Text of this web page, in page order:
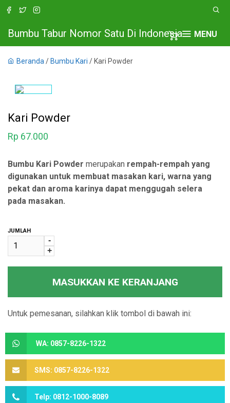
MENU
Bumbu Tabur Nomor Satu Di Indonesia
Beranda / Bumbu Kari / Kari Powder
Kari Powder
Rp 67.000
Bumbu Kari Powder merupakan rempah-rempah yang
digunakan untuk membuat masakan kari, warna yang
pekat dan aroma karinya dapat menggugah selera
pada masakan.
JUMLAH
-
+
MASUKKAN KE KERANJANG
Untuk pemesanan, silahkan klik tombol di bawah ini:
WA: 0857-8226-1322
SMS: 0857-8226-1322
Telp: 0812-1000-8089